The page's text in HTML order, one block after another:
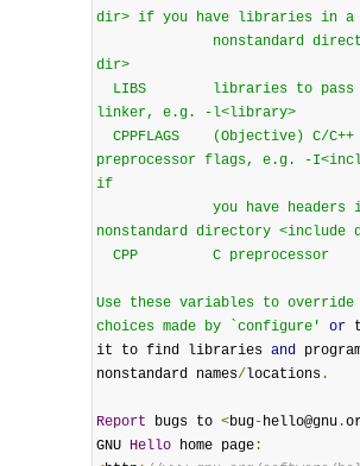
dir> if you have libraries in a
dir>
linker, e.g. -l<library>
preprocessor flags, e.g. -
if
nonstandard directory <include
Use these variables to override
choices made by `configure'
or
it to find libraries and
nonstandard names/ locations.
Report bugs to <bug-hello@gnu.
GNU Hello home page: